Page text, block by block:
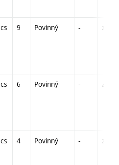
cs 9 Povinný - zá,zk
cs 6 Povinný - zá,zk
cs 4 Povinný - zá,zk